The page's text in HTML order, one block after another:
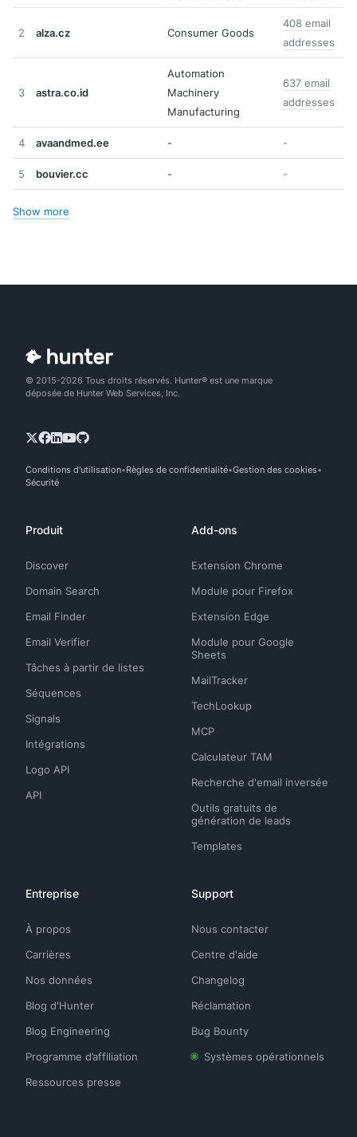
2 alza.cz Consumer Goods
408 email
addresses
3 astra.co.id
Automation
Machinery
Manufacturing
637 email
addresses
4 avaandmed.ee - -
5 bouvier.cc - -
Show more
© 2015-2026 Tous droits réservés. Hunter® est une marque
déposée de Hunter Web Services, Inc.
Conditions d'utilisation Règles de confidentialité Gestion des cookies
Sécurité
Produit
Discover
Domain Search
Email Finder
Email Verifier
Tâches à partir de listes
Séquences
Signals
Intégrations
Logo API
API
Add-ons
Extension Chrome
Module pour Firefox
Extension Edge
Module pour Google
Sheets
MailTracker
TechLookup
MCP
Calculateur TAM
Recherche d'email inversée
Outils gratuits de
génération de leads
Templates
Entreprise
À propos
Carrières
Nos données
Blog d'Hunter
Blog Engineering
Programme d’affiliation
Ressources presse
Support
Nous contacter
Centre d'aide
Changelog
Réclamation
Bug Bounty
Systèmes opérationnels